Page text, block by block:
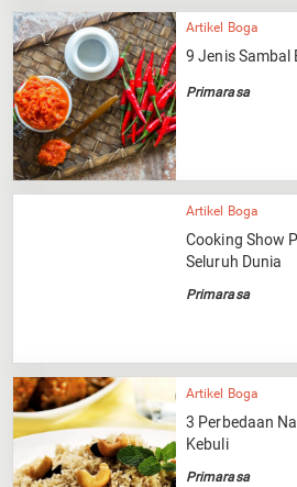
Artikel Boga
9 Jenis Sambal
Primarasa
Artikel Boga
Cooking Show
Seluruh Dunia
Primarasa
Artikel Boga
3 Perbedaan
Kebuli
Primarasa